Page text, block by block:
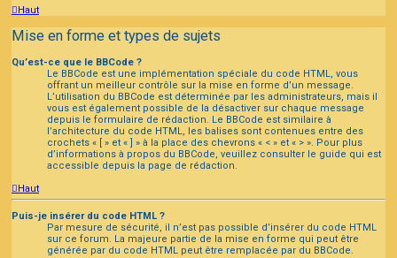
Haut
Mise en forme et types de sujets
Qu’est-ce que le BBCode ?
Le BBCode est une implémentation spéciale du code HTML, vous
offrant un meilleur contrôle sur la mise en forme d’un message.
L’utilisation du BBCode est déterminée par les administrateurs, mais il
vous est également possible de la désactiver sur chaque message
depuis le formulaire de rédaction. Le BBCode est similaire à
l’architecture du code HTML, les balises sont contenues entre des
crochets « [ » et « ] » à la place des chevrons « < » et « > ». Pour plus
d’informations à propos du BBCode, veuillez consulter le guide qui est
accessible depuis la page de rédaction.
Haut
Puis-je insérer du code HTML ?
Par mesure de sécurité, il n’est pas possible d’insérer du code HTML
sur ce forum. La majeure partie de la mise en forme qui peut être
générée par du code HTML peut être remplacée par du BBCode.